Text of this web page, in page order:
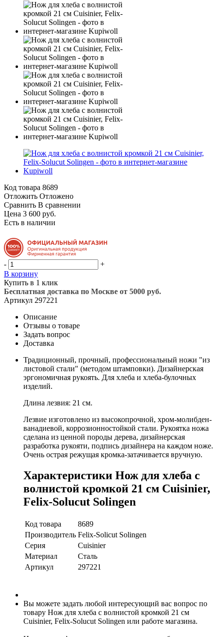
Код товара 8689
Отложить Отложено
Сравнить В сравнении
Цена 3 600 руб.
Есть в наличии
-
+
В корзину
Купить в 1 клик
Бесплатная доставка по Москве от 5000 руб.
Артикул 297221
Описание
Отзывы о товаре
Задать вопрос
Доставка
Традиционный, прочный, профессиональный ножи "из
листовой стали" (методом штамповки). Дизайнерская
эргономичная рукоять. Для хлеба и хлеба-булочных
изделий.
Длина лезвия: 21 см.
Лезвие изготовлено из высокопрочной, хром-молибден-
ванадиевой, коррозионностойкой стали. Рукоятка ножа
сделана из ценной породы дерева, дизайнерская
разработка рукояти, подпись дизайнера на каждом ноже.
Очень острая режущая кромка-затачивается вручную.
Характеристики Нож для хлеба с
волнистой кромкой 21 см Cuisinier,
Felix-Solucut Solingen
Код товара
8689
Производитель Felix-Solicut Solingen
Серия
Cuisinier
Материал
Сталь
Артикул
297221
Вы можете задать любой интересующий вас вопрос по
товару Нож для хлеба с волнистой кромкой 21 см
Cuisinier, Felix-Solucut Solingen или работе магазина.